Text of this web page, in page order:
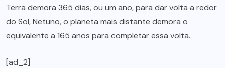
Terra demora 365 dias, ou um ano, para dar volta a redor
do Sol, Netuno, o planeta mais distante demora o
equivalente a 165 anos para completar essa volta.
[ad_2]